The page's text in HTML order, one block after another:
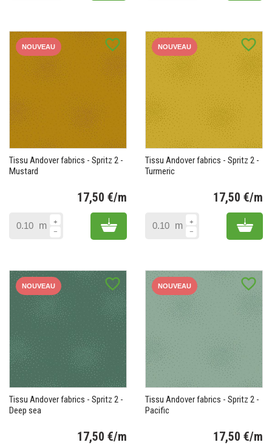
favorite_border
NOUVEAU
Tissu Andover fabrics - Spritz 2 -
Mustard
17,50 €/m
m Add to cart
favorite_border
NOUVEAU
Tissu Andover fabrics - Spritz 2 -
Turmeric
17,50 €/m
m Add
favorite_border
NOUVEAU
Tissu Andover fabrics - Spritz 2 -
Deep sea
17,50 €/m
favorite_border
NOUVEAU
Tissu Andover fabrics - Spritz 2 -
Pacific
17,50 €/m